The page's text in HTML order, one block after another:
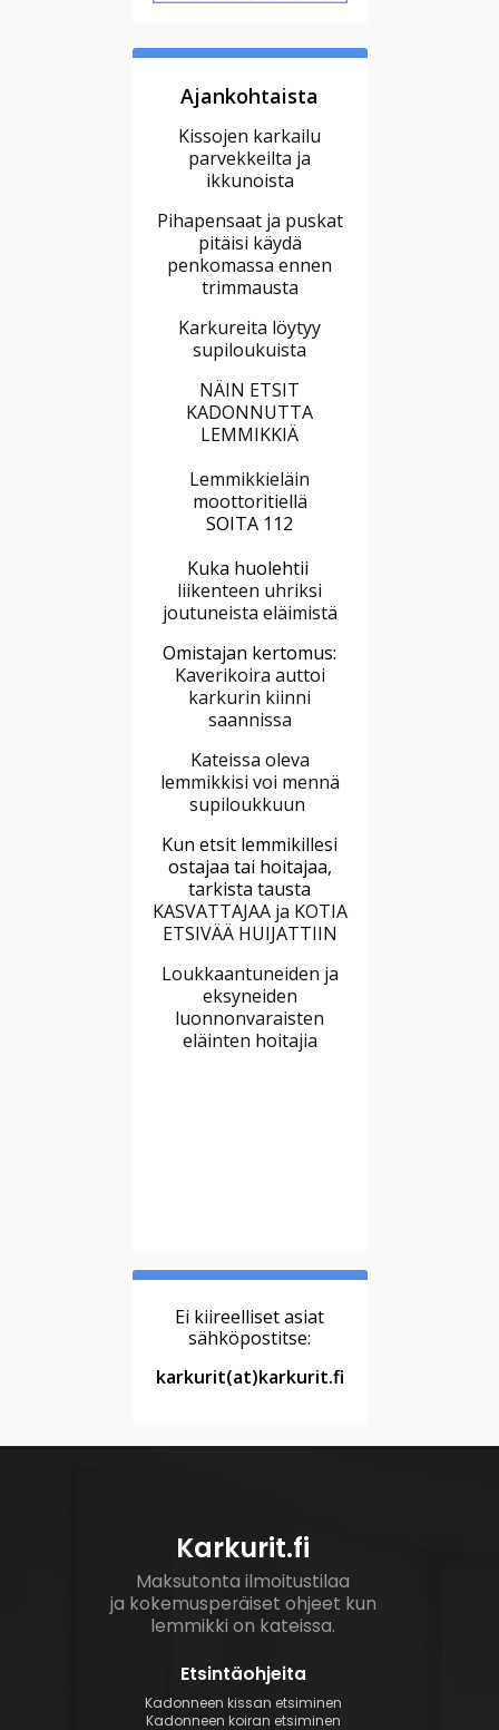
Ajankohtaista
Kissojen karkailu
parvekkeilta ja
ikkunoista
Pihapensaat ja puskat
pitäisi käydä
penkomassa ennen
trimmausta
Karkureita löytyy
supiloukuista
NÄIN ETSIT
KADONNUTTA
LEMMIKKIÄ
Lemmikkieläin
moottoritiellä
SOITA 112
Kuka huolehtii
liikenteen uhriksi
joutuneista eläimistä
Omistajan kertomus:
Kaverikoira auttoi
karkurin kiinni
saannissa
Kateissa oleva
lemmikkisi voi mennä
supiloukkuun
Kun etsit lemmikillesi
ostajaa tai hoitajaa,
tarkista tausta
KASVATTAJAA ja KOTIA
ETSIVÄÄ HUIJATTIIN
Loukkaantuneiden ja
eksyneiden
luonnonvaraisten
eläinten hoitajia
Ei kiireelliset asiat
sähköpostitse:
karkurit(at)karkurit.fi
Karkurit.fi
Maksutonta ilmoitustilaa
ja kokemusperäiset ohjeet kun
lemmikki on kateissa.
Etsintäohjeita
Kadonneen kissan etsiminen
Kadonneen koiran etsiminen